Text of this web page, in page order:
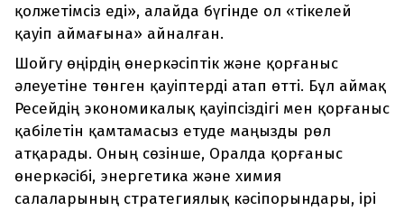
қолжетімсіз еді», алайда бүгінде ол «тікелей
қауіп аймағына» айналған.
Шойгу өңірдің өнеркәсіптік және қорғаныс
әлеуетіне төнген қауіптерді атап өтті. Бұл аймақ
Ресейдің экономикалық қауіпсіздігі мен қорғаныс
қабілетін қамтамасыз етуде маңызды рөл
атқарады. Оның сөзінше, Оралда қорғаныс
өнеркәсібі, энергетика және химия
салаларының стратегиялық кәсіпорындары, ірі